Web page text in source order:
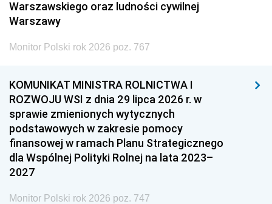
Warszawskiego oraz ludności cywilnej
Warszawy
Monitor Polski rok 2026 poz. 767
KOMUNIKAT MINISTRA ROLNICTWA I
ROZWOJU WSI z dnia 29 lipca 2026 r. w
sprawie zmienionych wytycznych
podstawowych w zakresie pomocy
finansowej w ramach Planu Strategicznego
dla Wspólnej Polityki Rolnej na lata 2023–
2027
Monitor Polski rok 2026 poz. 747